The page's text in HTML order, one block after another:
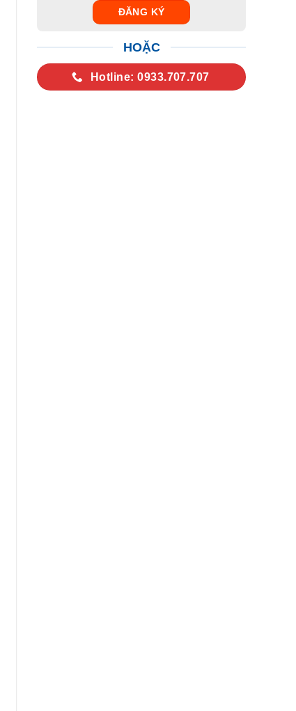
HOẶC
Hotline: 0933.707.707